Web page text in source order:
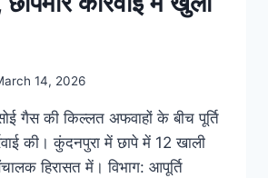
14, 2026
गैस की किल्लत अफवाहों के बीच पूर्ति
की। कुंदनपुरा में छापे में 12 खाली
हिरासत में। विभाग: आपूर्ति